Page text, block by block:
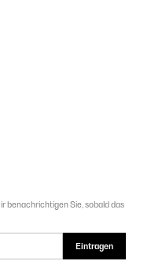
benachrichtigen Sie, sobald das
Eintragen